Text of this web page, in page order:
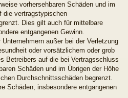
vorhersehbaren Schäden und im
die vertragstypischen
Dies gilt auch für mittelbare
entgangenen Gewinn.
außer bei der Verletzung
oder vorsätzlichem oder grob
Betreibers auf die bei Vertragsschluss
Schäden und im Übrigen der Höhe
Durchschnittsschäden begrenzt.
Schäden, insbesondere entgangenen